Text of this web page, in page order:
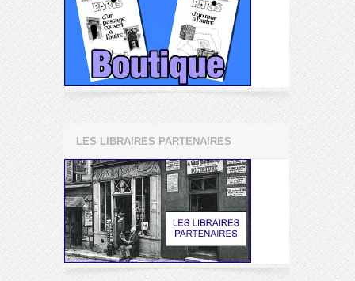
LES LIBRAIRES PARTENAIRES